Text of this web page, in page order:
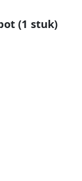
(1 stuk)